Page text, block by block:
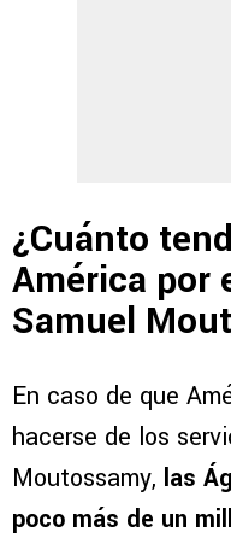
¿Cuánto
América por
Samuel
En caso de que
hacerse de los
Moutossamy, las
poco más de un